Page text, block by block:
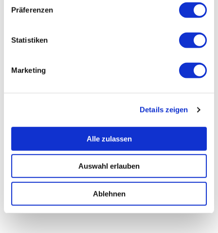
Präferenzen
Statistiken
Marketing
Details zeigen
Alle zulassen
Auswahl erlauben
Ablehnen